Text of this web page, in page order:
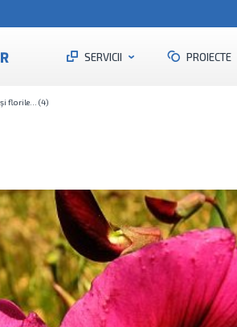
SERVICII PROIECTE
şi florile… (4)